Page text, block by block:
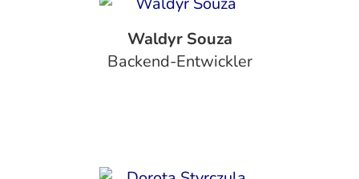
Waldyr Souza
Backend-Entwickler